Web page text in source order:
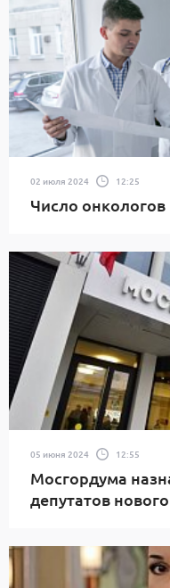
02 июля 2024 12:25
Число онкологов
05 июня 2024 12:55
Мосгордума
депутатов